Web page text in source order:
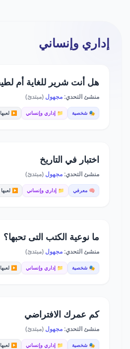
إداري وإنساني
هل أنت شرير للغاية أم
منشئ التحدي:مجهول (مبتدئ)
🎭 شخصية 📁 إداري وإنساني ▶️ لعبها 63
اختبار في التاريخ
منشئ التحدي:مجهول (مبتدئ)
🧠 معرفي 📁 إداري وإنساني ▶️ لعبها 5
ما نوعية الكتب التى تحبها؟
منشئ التحدي:مجهول (مبتدئ)
🎭 شخصية 📁 إداري وإنساني ▶️ لعبها 160
كم عمرك الافتراضي
منشئ التحدي:مجهول (مبتدئ)
🎭 شخصية 📁 إداري وإنساني ▶️ لعبها 5